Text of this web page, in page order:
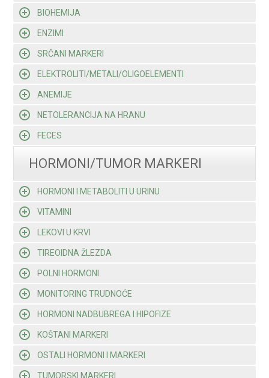
BIOHEMIJA
ENZIMI
SRČANI MARKERI
ELEKTROLITI/METALI/OLIGOELEMENTI
ANEMIJE
NETOLERANCIJA NA HRANU
FECES
HORMONI/TUMOR MARKERI
HORMONI I METABOLITI U URINU
VITAMINI
LEKOVI U KRVI
TIREOIDNA ŽLEZDA
POLNI HORMONI
MONITORING TRUDNOĆE
HORMONI NADBUBREGA I HIPOFIZE
KOŠTANI MARKERI
OSTALI HORMONI I MARKERI
TUMORSKI MARKERI